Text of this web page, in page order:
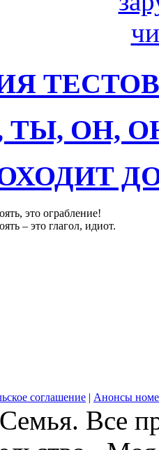
ТЕСТОВ
ТЫ, ОН,
это ограбление!
– это глагол, идиот.
соглашение | Анонсы
Все